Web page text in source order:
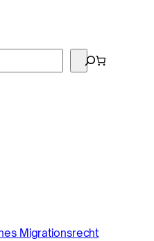
Migrationsrecht